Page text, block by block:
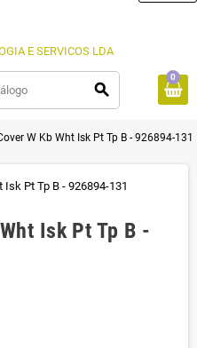
search
0
W Kb Wht Isk Pt Tp B - 926894-131
Isk Pt Tp B -